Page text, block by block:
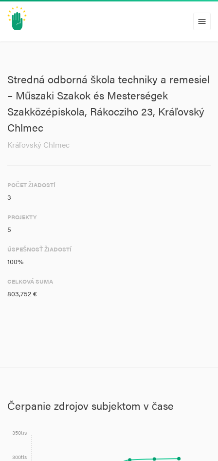
menu
Stredná odborná škola techniky a remesiel
– Műszaki Szakok és Mesterségek
Szakközépiskola, Rákocziho 23, Kráľovský
Chlmec
Kráľovský Chlmec
POČET ŽIADOSTÍ
3
PROJEKTY
5
ÚSPEŠNOSŤ ŽIADOSTÍ
100%
CELKOVÁ SUMA
803,752 €
Čerpanie zdrojov subjektom v čase
300tis
350tis